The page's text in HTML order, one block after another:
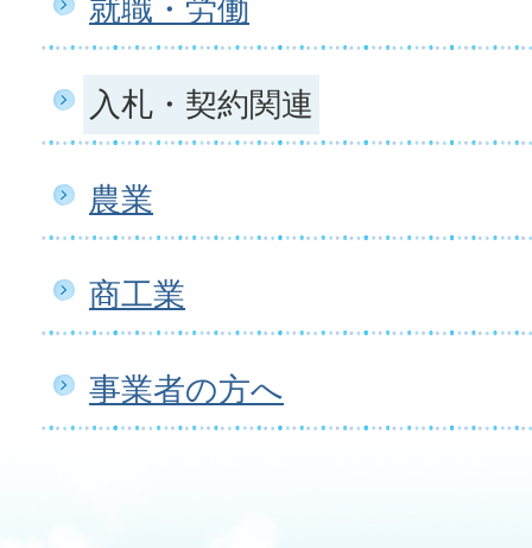
就職・労働
入札・契約関連
農業
商工業
事業者の方へ